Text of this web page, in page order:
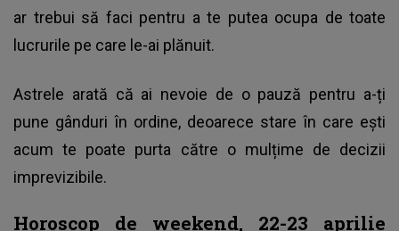
ar trebui să faci pentru a te putea ocupa de toate
lucrurile pe care le-ai plănuit.
Astrele arată că ai nevoie de o pauză pentru a-ți
pune gânduri în ordine, deoarece stare în care ești
acum te poate purta către o mulțime de decizii
imprevizibile.
Horoscop de weekend, 22-23 aprilie